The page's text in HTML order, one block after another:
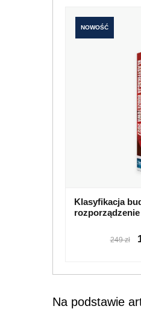
NOWOŚĆ
Klasyfikacja
249 zł
Na podstawie